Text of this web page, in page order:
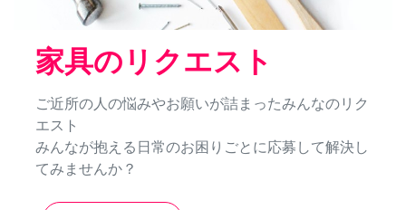
家具のリクエスト
ご近所の人の悩みやお願いが詰まったみんなのリク
エスト
みんなが抱える日常のお困りごとに応募して解決し
てみませんか？